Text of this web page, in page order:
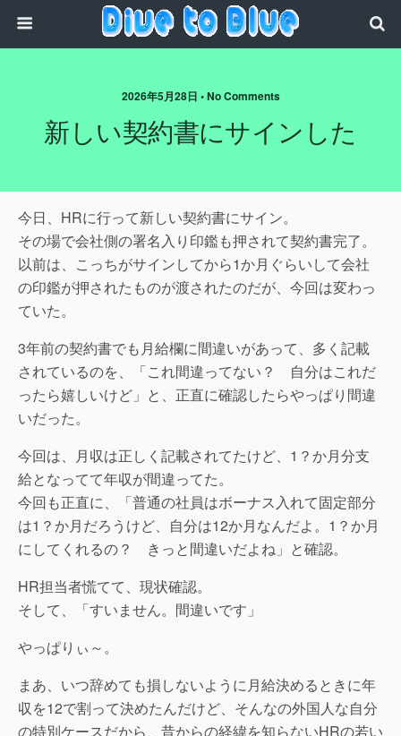
2026年5月28日 • No Comments
新しい契約書にサインした
今日、HRに行って新しい契約書にサイン。
その場で会社側の署名入り印鑑も押されて契約書完了。
以前は、こっちがサインしてから1か月ぐらいして会社
の印鑑が押されたものが渡されたのだが、今回は変わっ
ていた。
3年前の契約書でも月給欄に間違いがあって、多く記載
されているのを、「これ間違ってない？ 自分はこれだ
ったら嬉しいけど」と、正直に確認したらやっぱり間違
いだった。
今回は、月収は正しく記載されてたけど、1？か月分支
給となってて年収が間違ってた。
今回も正直に、「普通の社員はボーナス入れて固定部分
は1？か月だろうけど、自分は12か月なんだよ。1？か月
にしてくれるの？ きっと間違いだよね」と確認。
HR担当者慌てて、現状確認。
そして、「すいません。間違いです」
やっぱりぃ～。
まあ、いつ辞めても損しないように月給決めるときに年
収を12で割って決めたんだけど、そんなの外国人な自分
の特別ケースだから、昔からの経緯を知らないHRの若い